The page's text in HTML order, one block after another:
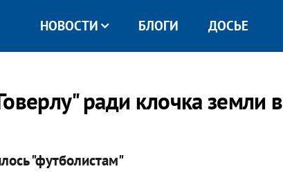
НОВОСТИ БЛОГИ ДОСЬЕ
ради клочка земли в
"футболистам"